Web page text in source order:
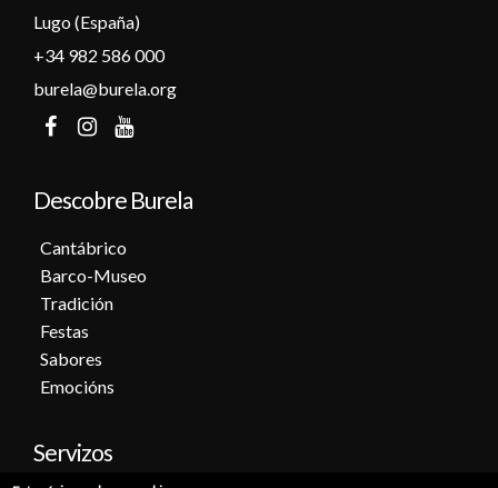
Lugo (España)
+34 982 586 000
burela@burela.org
Descobre Burela
Cantábrico
Barco-Museo
Tradición
Festas
Sabores
Emocións
Servizos